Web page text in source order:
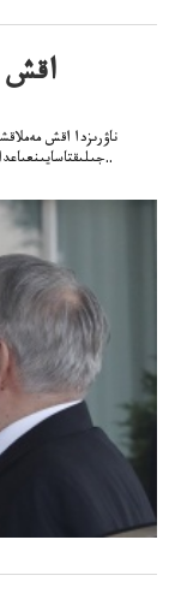
اقش
جىلىقتاسايىنعىاعدايىن الەمتەگەنەلدەرىندەگىيالايدى. قۇقىقتارىنىڭدەپارتامەنتت..